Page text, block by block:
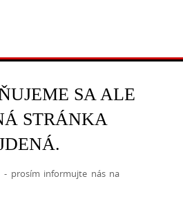
SA ALE
STRÁNKA
prosím informujte nás na